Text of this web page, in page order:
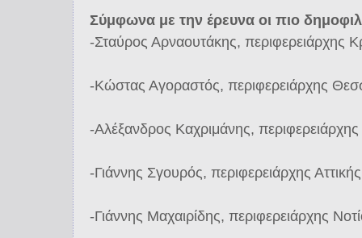
Σύμφωνα με την έρευνα οι πιο
-Σταύρος Αρναουτάκης, περιφερειάρχης
-Κώστας Αγοραστός, περιφερειάρχης
-Αλέξανδρος Καχριμάνης,
-Γιάννης Σγουρός, περιφερειάρχης
-Γιάννης Μαχαιρίδης, περιφερειάρχης